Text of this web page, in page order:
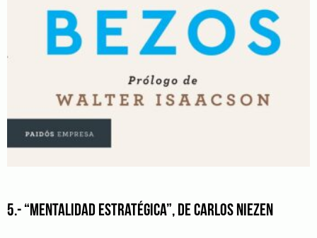
5.- “Mentalidad estratégica”, de Carlos Niezen